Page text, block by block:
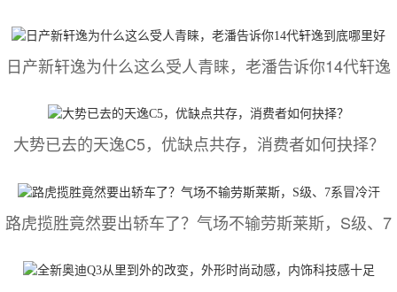
日产新轩逸为什么这么受人青睐，老潘告诉你14代轩逸
大势已去的天逸C5，优缺点共存，消费者如何抉择？
路虎揽胜竟然要出轿车了？气场不输劳斯莱斯，S级、7